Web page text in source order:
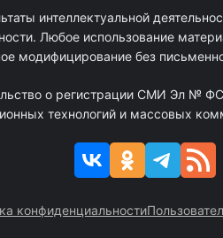
интеллектуальной
Любое использование
модифицирование без
о регистрации СМИ Эл №
технологий и массовых
конфиденциальности